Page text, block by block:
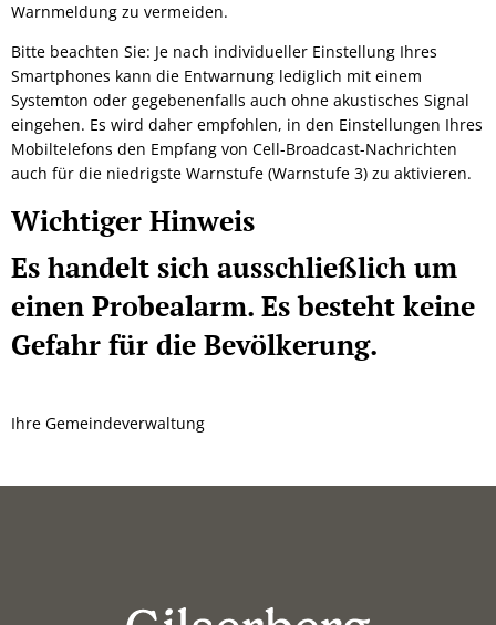
Warnmeldung zu vermeiden.
Bitte beachten Sie: Je nach individueller Einstellung Ihres
Smartphones kann die Entwarnung lediglich mit einem
Systemton oder gegebenenfalls auch ohne akustisches Signal
eingehen. Es wird daher empfohlen, in den Einstellungen Ihres
Mobiltelefons den Empfang von Cell-Broadcast-Nachrichten
auch für die niedrigste Warnstufe (Warnstufe 3) zu aktivieren.
Wichtiger Hinweis
Es handelt sich ausschließlich um
einen Probealarm. Es besteht keine
Gefahr für die Bevölkerung.
Ihre Gemeindeverwaltung